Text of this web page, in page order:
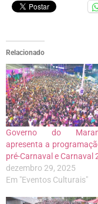
Relacionado
Governo do
apresenta a
pré-Carnaval e Carnaval
dezembro 29, 2025
Em "Eventos Culturais"